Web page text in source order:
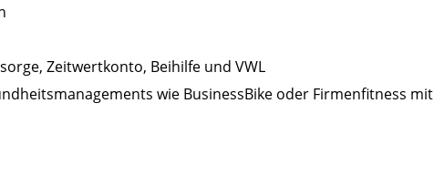
Zeitwertkonto, Beihilfe und VWL
wie BusinessBike oder Firmenfitness mit